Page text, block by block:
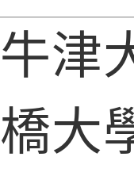
牛津
橋大